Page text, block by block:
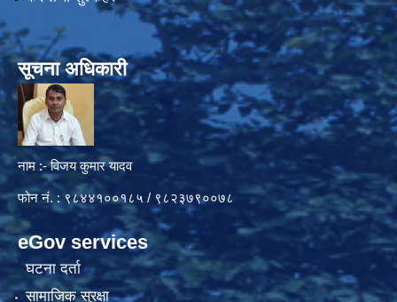
सूचना अधिकारी
नाम :- विजय कुमार यादव
फोन नं. : ९८४४१००१८५ / ९८२३७९००७८
eGov services
घटना दर्ता
सामाजिक सुरक्षा